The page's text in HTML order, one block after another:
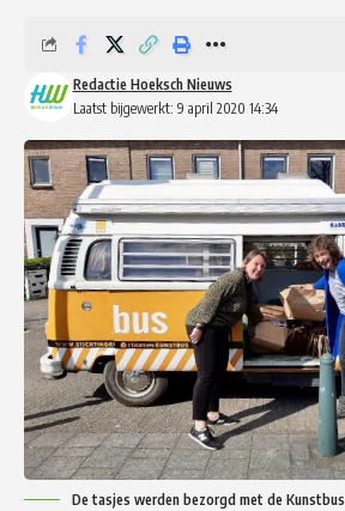
Laatst bijgewerkt: 9 april 2020 14:34
Redactie Hoeksch Nieuws
De tasjes werden bezorgd met de Kunstbus